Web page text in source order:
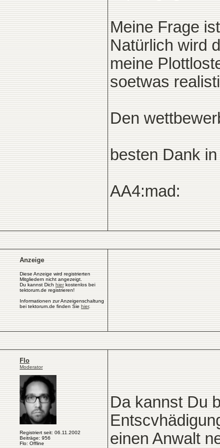
Meine Frage
Natürlich wird
meine
soetwas
Den
besten Dank
AA4:mad:
Anzeige
Diese Anzeige wird registrierten
Mitgliedern nicht angezeigt.
Du kannst Dich hierkostenlos bei
tektorum.de registrieren!
Informationen zur Anzeigenschaltung
bei tektorum.de finden Sie hier.
Flo
Moderator
Registriert seit: 06.11.2002
Beiträge: 956
Flo: Offline
Da kannst Du
einen Anwalt